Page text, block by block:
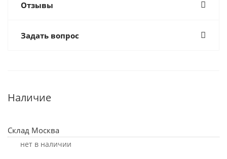
Отзывы
Задать вопрос
Наличие
Склад Москва
Нет в наличии